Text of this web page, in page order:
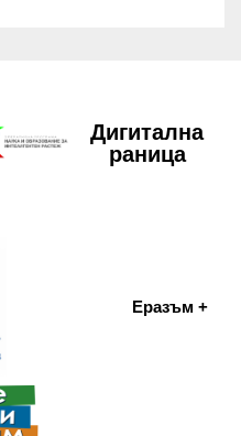
Дигитална
раница
Еразъм +